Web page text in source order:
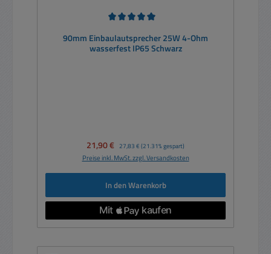
90mm Einbaulautsprecher 25W 4-Ohm
wasserfest IP65 Schwarz
Verkaufspreis:
21,90 € Regulärer Preis:
27,83 € (21.31% gespart)
Preise inkl. MwSt. zzgl. Versandkosten
In den Warenkorb